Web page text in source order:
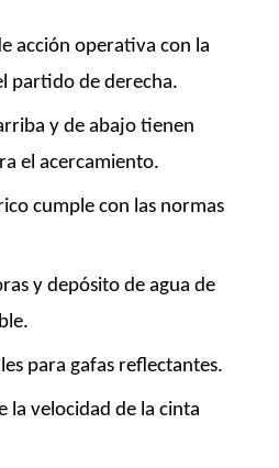
acción operativa con la
partido de derecha.
y de abajo tienen
el acercamiento.
cumple con las normas
y depósito de agua de
para gafas reflectantes.
la velocidad de la cinta